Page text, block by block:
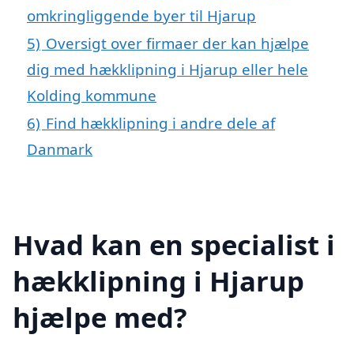
omkringliggende byer til Hjarup
5) Oversigt over firmaer der kan hjælpe
dig med hækklipning i Hjarup eller hele
Kolding kommune
6) Find hækklipning i andre dele af
Danmark
Hvad kan en specialist i
hækklipning i Hjarup
hjælpe med?